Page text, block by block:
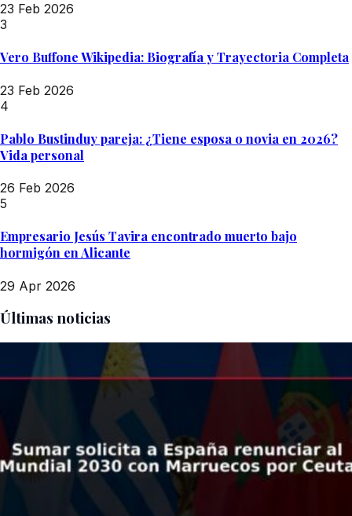
23 Feb 2026
3
Vero Buffone Wikipedia: Biografía y Trayectoria Completa
23 Feb 2026
4
Pablo Bustinduy pareja: ¿Tiene esposa o novia en 2026?
Vida personal
26 Feb 2026
5
Empresario Jesús Tavira encontrado muerto bajo
hormigón en Alicante
29 Apr 2026
Últimas noticias